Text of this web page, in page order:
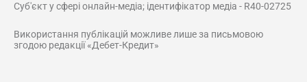
Суб'єкт у сфері онлайн-медіа; ідентифікатор медіа - R40-02725
Використання публікацій можливе лише за письмовою
згодою редакції «Дебет-Кредит»